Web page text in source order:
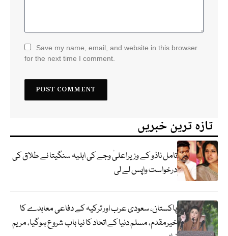
Save my name, email, and website in this browser
for the next time I comment.
تازہ ترین خبریں
تامل ناڈو کے وزیراعلیٰ وجے کی اہلیہ سنگیتا نے طلاق کی
درخواست واپس لے لی
پاکستان، سعودی عرب اور ترکیہ کے دفاعی معاہدے کا
خیرمقدم، مسلم دنیا کے اتحاد کا نیا باب شروع ہوگیا، مریم